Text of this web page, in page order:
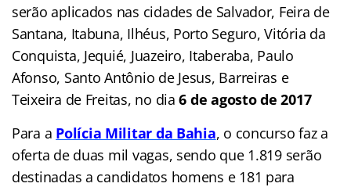
serão aplicados nas cidades de Salvador, Feira de
Santana, Itabuna, Ilhéus, Porto Seguro, Vitória da
Conquista, Jequié, Juazeiro, Itaberaba, Paulo
Afonso, Santo Antônio de Jesus, Barreiras e
Teixeira de Freitas, no dia6 de agosto de 2017
Para a Polícia Militar da Bahia, o concurso faz a
oferta de duas mil vagas, sendo que 1.819 serão
destinadas a candidatos homens e 181 para